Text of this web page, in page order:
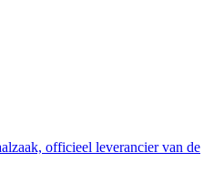
officieel leverancier van de